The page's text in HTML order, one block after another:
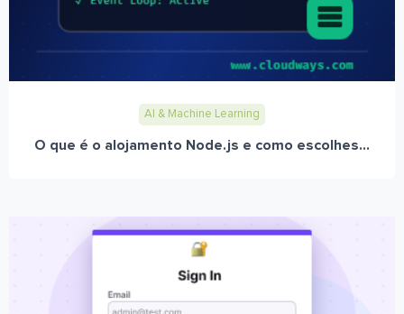
AI & Machine Learning
O que é o alojamento Node.js e como escolhes...